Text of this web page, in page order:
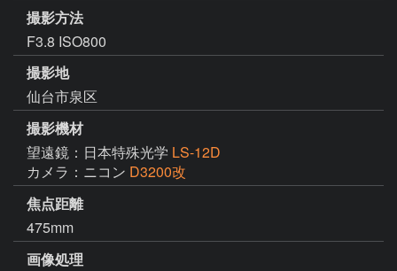
撮影方法
F3.8 ISO800
撮影地
仙台市泉区
撮影機材
望遠鏡：日本特殊光学 LS-12D
カメラ：ニコン D3200改
焦点距離
475mm
画像処理